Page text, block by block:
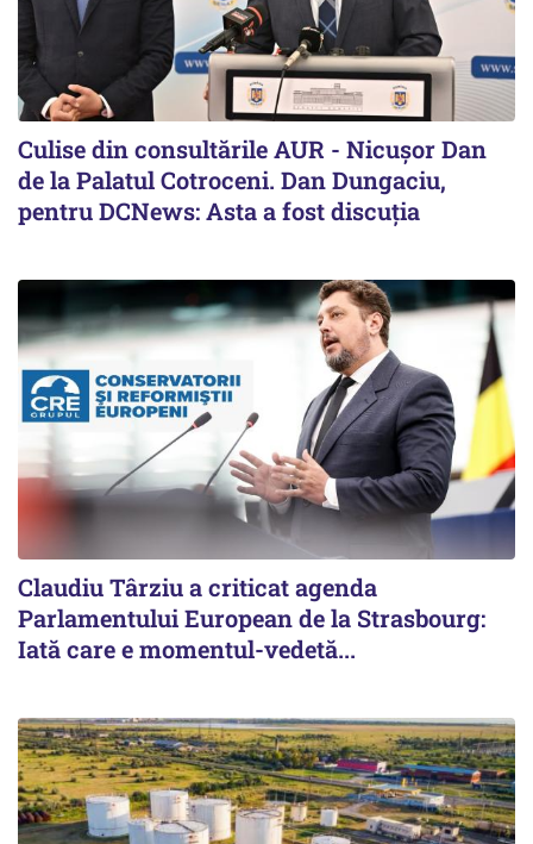
Culise din consultările AUR - Nicușor Dan
de la Palatul Cotroceni. Dan Dungaciu,
pentru DCNews: Asta a fost discuția
Claudiu Târziu a criticat agenda
Parlamentului European de la Strasbourg:
Iată care e momentul-vedetă...